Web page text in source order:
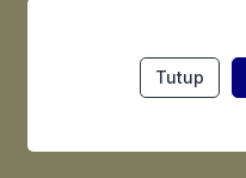
Tutup